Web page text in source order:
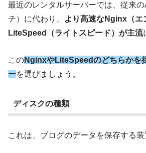
最近のレンタルサーバーでは、従来
チ）に代わり、
より高速なNginx（エ
LiteSpeed（ライトスピード）が主流
このNginxやLiteSpeedのどちらかを
ーを選びましょう。
ディスクの種類
これは、ブログのデータを保存する装